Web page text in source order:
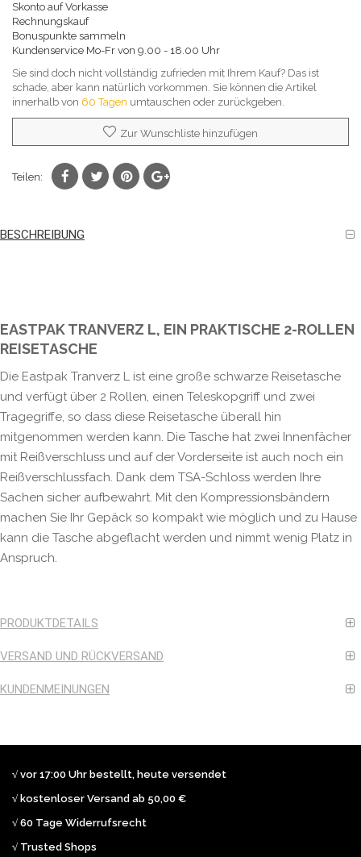
Skonto auf Vorkasse
Rechnungskauf
Bonuspunkte sammeln
Kundenservice Mo-Fr von 9.00 - 18.00 Uhr
Sie sind doch nicht vollständig zufrieden mit Ihrem Kauf? Das ist
schade, aber kann natürlich vorkommen. Sie können die Artikel
innerhalb von 60 Tagen umtauschen oder zurückgeben.
Zur Wunschliste hinzufügen
Teilen:
BESCHREIBUNG
EASTPAK TRANVERZ L, EIN PRAKTISCHE 2-ROLLEN
REISETASCHE
Die Eastpak Tranverz L ist eine große schwarze Reisetasche
und verfügt über 2 Rollen, einen Teleskopgriff und zwei
Tragegriffe, so dass diese Reisetasche überall hin
mitgenommen werden kann. Die Tasche hat zwei Innenfächer
mit Reißverschluss und auf der Vorderseite ist auch noch ein
Reißverschlussfach. Dank dem TSA-Schloss werden Ihre
Sachen sicher aufbewahrt. Mit den Kompressionsbändern
machen Sie Ihr Gepäck so kompakt wie möglich und zu Hause
kann die Tasche abgeflacht werden und nimmt wenig Platz in
Anspruch.
PRODUKTDETAILS
VERSAND UND RÜCKVERSAND
KUNDENMEINUNGEN
√ vor 17:00 Uhr bestellt, heute versendet
√ kostenloser Versand ab 50,00 €
√ 60 Tage Widerrufsrecht
√ Trusted Shops